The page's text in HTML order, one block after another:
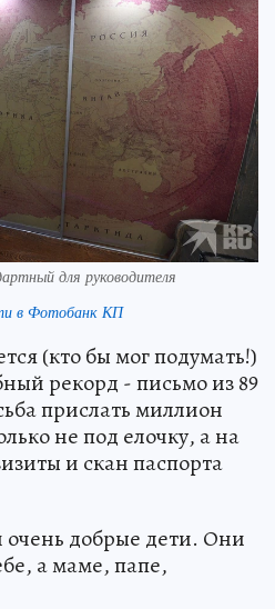
для руководителя
в Фотобанк КП
(кто бы мог подумать!)
рекорд - письмо из 89
прислать миллион
не под елочку, а на
и скан паспорта
добрые дети. Они
а маме, папе,